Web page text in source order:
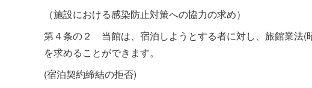
（施設における感染防止対策への協力の求め）
第４条の２ 当館は、宿泊しようとする者に対し、旅館業法(
を求めることができます。
(宿泊契約締結の拒否)